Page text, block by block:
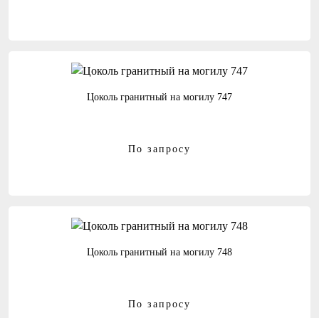
Цоколь гранитный на могилу 747
По запросу
Цоколь гранитный на могилу 748
По запросу